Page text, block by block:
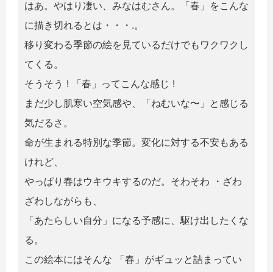
はあ。やはり凄い、みなはむさん。「春」をこんな
に描き切れるとは・・・.。
移り変わる季節の絵を見ているだけでもワクワクし
てくる。
そうそう ! 「春」ってこんな感じ !
まだ少し肌寒い空気感や、「ねむいな〜」と感じる
気だるさ。
命が生まれる特別な季節。変化に対する不安もある
けれど、
やっぱり春はウキウキするのだ。そわそわ ・ざわ
ざわしながらも、
「あたらしい自分」になる予感に、駆け出したくな
る。
この絵本にはそんな 「春」がギュッと詰まってい